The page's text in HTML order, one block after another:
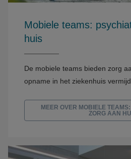
Mobiele teams:
huis
De mobiele teams bieden zorg
opname in het ziekenhuis
MEER OVER MOBIELE
ZORG AAN